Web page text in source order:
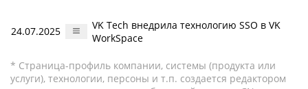
24.07.2025
VK Tech внедрила технологию SSO в VK
WorkSpace
* Страница-профиль компании, системы (продукта или
услуги), технологии, персоны и т.п. создается редактором